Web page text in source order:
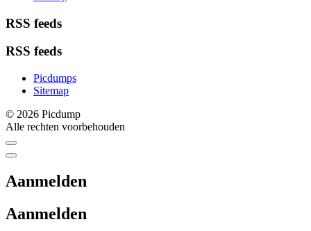
RSS feeds
RSS feeds
Picdumps
Sitemap
© 2026 Picdump
Alle rechten voorbehouden
Aanmelden
Aanmelden